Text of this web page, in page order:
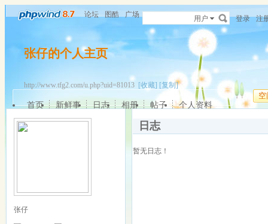
论坛 图酷 广场 用户 登录 注
张仔的个人主页
http://www.tfg2.com/u.php?uid=81013 [收藏] [复制]
空
首页 新鲜事 日志 相册 帖子 个人资料
张仔
日志
暂无日志！